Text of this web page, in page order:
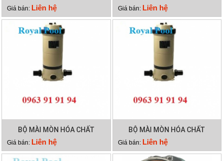
SP700
Giá bán: Liên hệ
P350
Giá bán: Liên hệ
BỘ MÀI MÒN HÓA CHẤT
EMAUX CLL-75
Giá bán: Liên hệ
BỘ MÀI MÒN HÓA CHẤT
EMAUX CLL-50
Giá bán: Liên hệ